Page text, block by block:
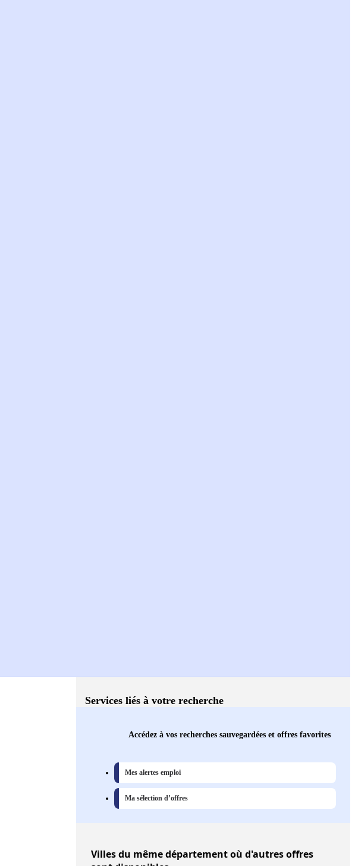
Services liés à votre recherche
Accédez à vos recherches sauvegardées et offres favorites
Mes alertes emploi
Ma sélection d’offres
Villesdu même département où d'autres offres